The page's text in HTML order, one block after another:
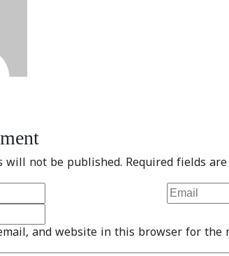
will not be published. Required fields
and website in this browser for the